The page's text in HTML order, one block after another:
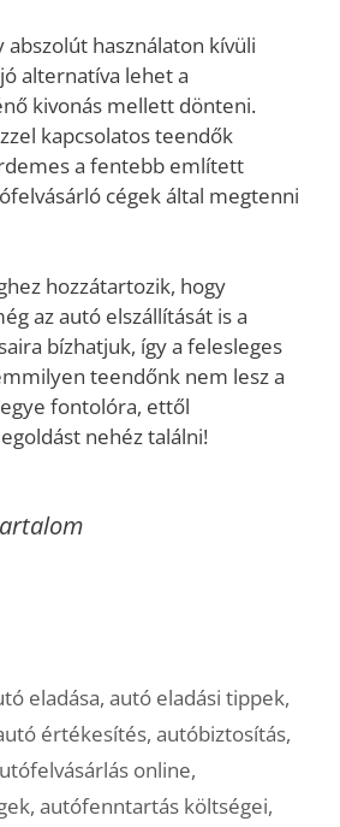
abszolút használaton kívüli
alternatíva lehet a
kivonás mellett dönteni.
kapcsolatos teendők
a fentebb említett
cégek által megtenni
hozzátartozik, hogy
az autó elszállítását is a
bízhatjuk, így a felesleges
teendőnk nem lesz a
fontolóra, ettől
nehéz találni!
eladása,autó eladási tippek,
értékesítés, autóbiztosítás,
online,
, autófenntartás költségei,